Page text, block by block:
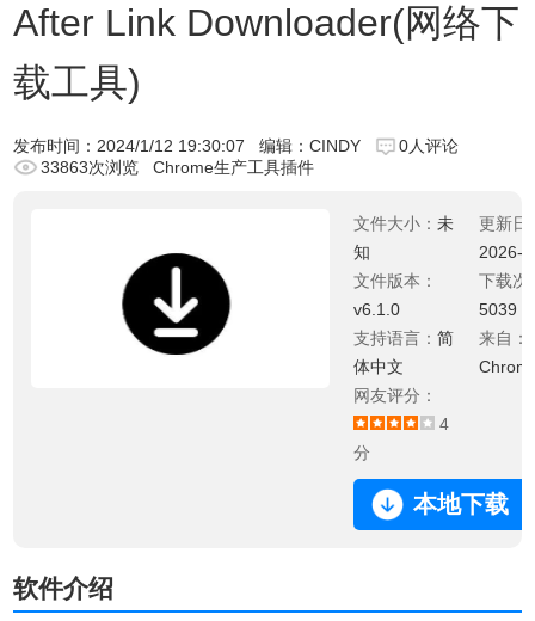
After Link Downloader(网络下
载工具)
发布时间： 2024/1/12 19:30:07 编辑：CINDY
0人评论
33863次浏览
Chrome生产工具插件
文件大小：未
知
文件版本：
v6.1.0
支持语言：简
体中文
网友评分：
4
分
更新日
2026-
下载次
5039
来自：
本地下载
软件介绍